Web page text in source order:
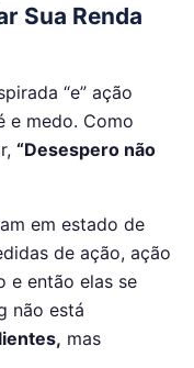
Sua Renda
“e” ação
e medo. Como
“Desespero não
em estado de
de ação, ação
e então elas se
não está
mas